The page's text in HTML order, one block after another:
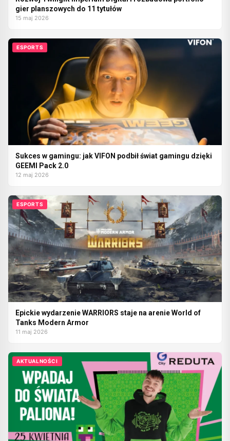
gier planszowych do 11 tytułów
15 maj 2026
ESPORTS
Sukces w gamingu: jak VIFON podbił świat gamingu dzięki
GEEMI Pack 2.0
12 maj 2026
ESPORTS
Epickie wydarzenie WARRIORS staje na arenie World of
Tanks Modern Armor
11 maj 2026
AKTUALNOŚCI